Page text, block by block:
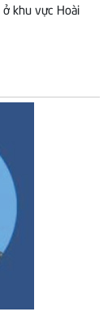
ở khu vực Hoài